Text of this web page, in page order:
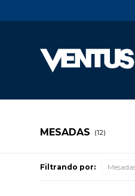
MESADAS (12)
Filtrando por: